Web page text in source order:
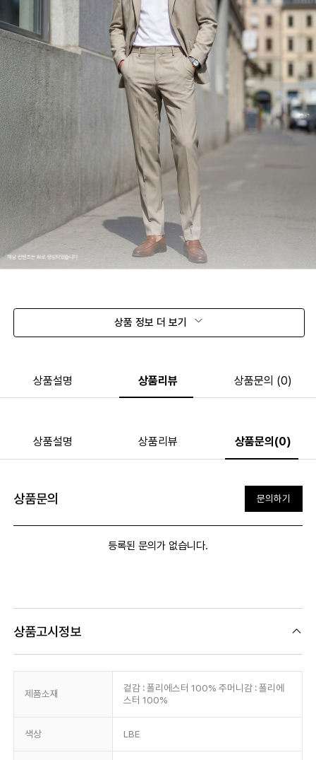
상품 정보 더 보기
상품설명 상품리뷰 상품문의 (0)
상품설명 상품리뷰 상품문의(0)
상품문의 문의하기
등록된 문의가 없습니다.
상품고시정보
제품소재
겉감 : 폴리에스터 100% 주머니감 : 폴리에
스터 100%
색상 LBE